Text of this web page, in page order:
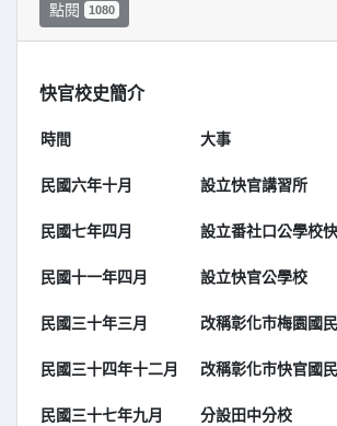
點閱 1080
快官校史簡介
時間 大事
民國六年十月 設立快官講習所
民國七年四月 設立番社口公學校
民國十一年四月 設立快官公學校
民國三十年三月 改稱彰化市梅園國
民國三十四年十二月 改稱彰化市快官國
民國三十七年九月 分設田中分校